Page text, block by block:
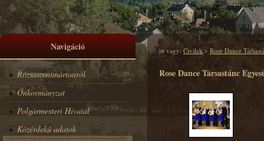
Navigáció
Rózsaszentmártonról
Önkormányzat
Polgármesteri Hivatal
Közérdekű adatok
itt vagy: Civilek›Rose Dance
Rose Dance Társastánc